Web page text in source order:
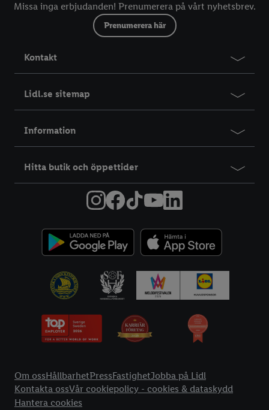
Missa inga erbjudanden! Prenumerera på vårt nyhetsbrev.
Prenumerera här
Kontakt
Lidl.se sitemap
Information
Hitta butik och öppettider
Om ossHållbarhetPressFastighetJobba på Lidl
Kontakta ossVår cookiepolicy - cookies & dataskydd
Hantera cookies